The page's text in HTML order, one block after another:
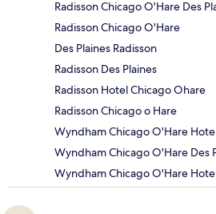
Radisson Chicago O'Hare Des
Radisson Chicago O'Hare
Des Plaines Radisson
Radisson Des Plaines
Radisson Hotel Chicago Ohare
Radisson Chicago o Hare
Wyndham Chicago O'Hare
Wyndham Chicago O'Hare Des
Wyndham Chicago O'Hare